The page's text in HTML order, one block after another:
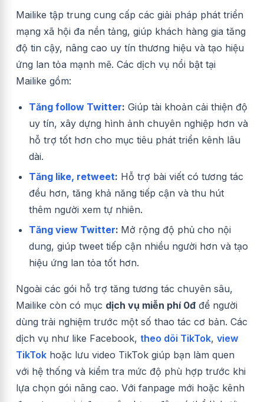
Mailike tập trung cung cấp các giải pháp phát triển
mạng xã hội đa nền tảng, giúp khách hàng gia tăng
độ tin cậy, nâng cao uy tín thương hiệu và tạo hiệu
ứng lan tỏa mạnh mẽ. Các dịch vụ nổi bật tại
Mailike gồm:
Tăng follow Twitter: Giúp tài khoản cải thiện độ
uy tín, xây dựng hình ảnh chuyên nghiệp hơn và
hỗ trợ tốt hơn cho mục tiêu phát triển kênh lâu
dài.
Tăng like, retweet: Hỗ trợ bài viết có tương tác
đều hơn, tăng khả năng tiếp cận và thu hút
thêm người xem tự nhiên.
Tăng view Twitter: Mở rộng độ phủ cho nội
dung, giúp tweet tiếp cận nhiều người hơn và tạo
hiệu ứng lan tỏa tốt hơn.
Ngoài các gói hỗ trợ tăng tương tác chuyên sâu,
Mailike còn có mục dịch vụ miễn phí 0đ để người
dùng trải nghiệm trước một số thao tác cơ bản. Các
dịch vụ như like Facebook, theo dõi TikTok, view
TikTok hoặc lưu video TikTok giúp bạn làm quen
với hệ thống và kiểm tra mức độ phù hợp trước khi
lựa chọn gói nâng cao. Với fanpage mới hoặc kênh